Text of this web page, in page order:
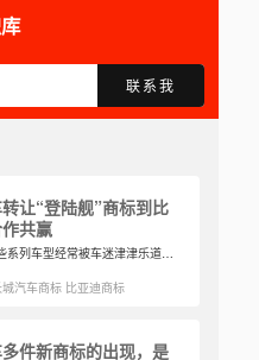
联系我
让“登陆舰”商标到比
共赢
比亚迪的一些系列车型经常被车迷津津乐道，尤其是王朝系列，包括秦、唐、宋、元、汉系列车型分别都为市场和市值增长立下汗马功劳，而且在众多的车企中拥有良好的口碑，甚至其已经供不应求。因为注册了一系列朝代的名称，这才有了后面转让商标的全过程。
城汽车商标 比亚迪商标
件新商标的出现，是